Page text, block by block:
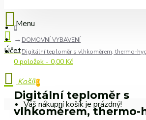
0 položek - 0,00 Kč
0
Váš nákupní košík je prázdný!
DOMOVNÍ VYBAVENÍ
Digitální teploměr s vlhkoměrem, thermo-
Digitální teploměr s
vlhkoměrem, thermo-